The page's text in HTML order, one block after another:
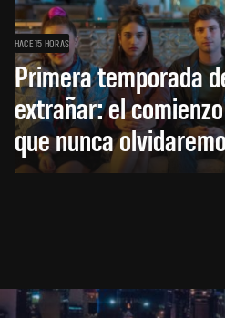
HACE 15 HORAS
Primera temporada
extrañar: el
que nunca